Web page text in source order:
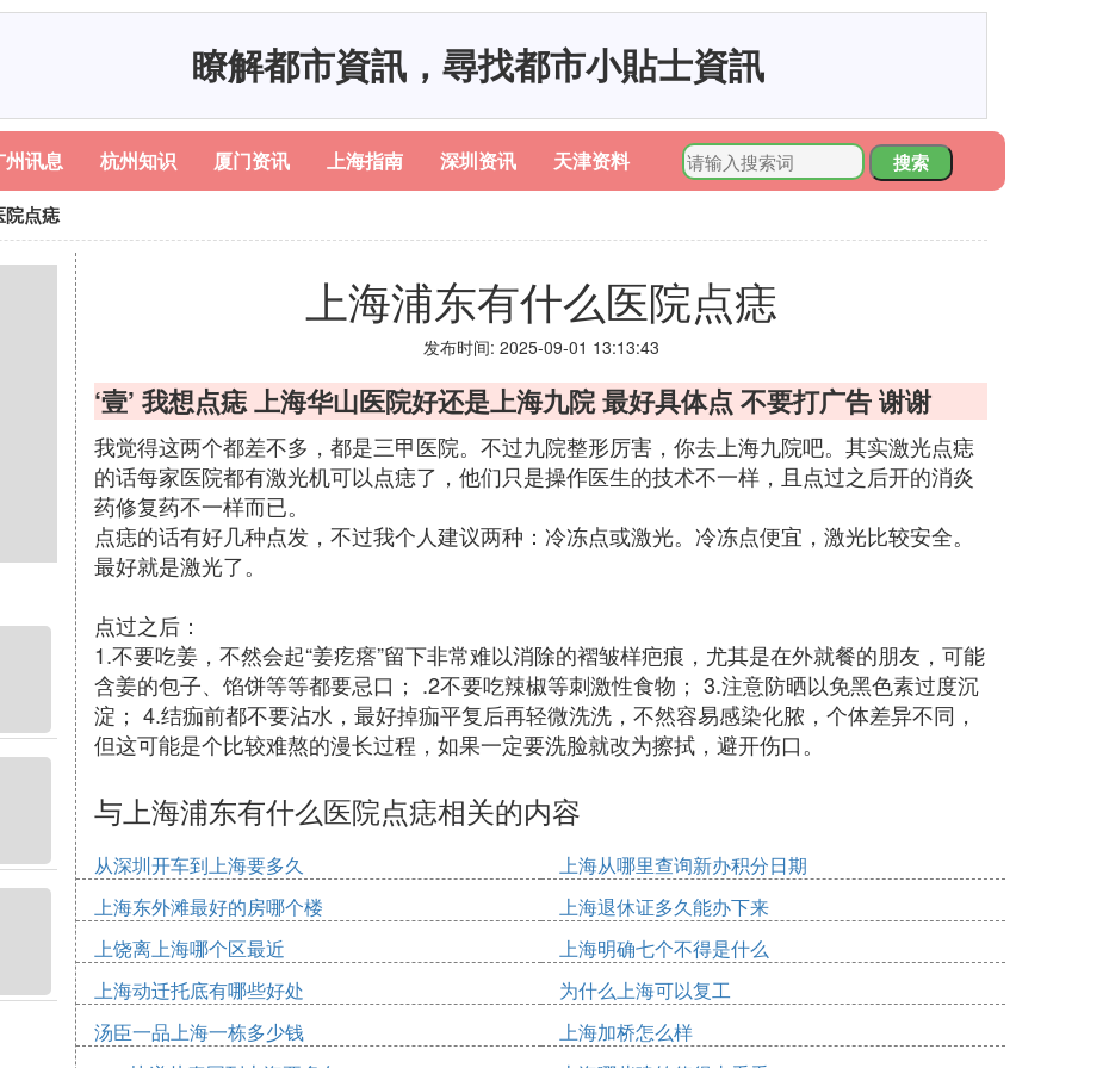
瞭解都市資訊，尋找都市小貼士資訊
州讯息 杭州知识 厦门资讯 上海指南 深圳资讯 天津资料
搜索
院点痣
上海浦东有什么医院点痣
发布时间: 2025-09-01 13:13:43
‘壹’ 我想点痣 上海华山医院好还是上海九院 最好具体点 不要打广告 谢谢
我觉得这两个都差不多，都是三甲医院。不过九院整形厉害，你去上海九院吧。其实激光点痣
的话每家医院都有激光机可以点痣了，他们只是操作医生的技术不一样，且点过之后开的消炎
药修复药不一样而已。
点痣的话有好几种点发，不过我个人建议两种：冷冻点或激光。冷冻点便宜，激光比较安全。
最好就是激光了。
点过之后：
1.不要吃姜，不然会起“姜疙瘩”留下非常难以消除的褶皱样疤痕，尤其是在外就餐的朋友，可能
含姜的包子、馅饼等等都要忌口； .2不要吃辣椒等刺激性食物； 3.注意防晒以免黑色素过度沉
淀； 4.结痂前都不要沾水，最好掉痂平复后再轻微洗洗，不然容易感染化脓，个体差异不同，
但这可能是个比较难熬的漫长过程，如果一定要洗脸就改为擦拭，避开伤口。
与上海浦东有什么医院点痣相关的内容
从深圳开车到上海要多久
上海从哪里查询新办积分日期
上海东外滩最好的房哪个楼
上海退休证多久能办下来
上饶离上海哪个区最近
上海明确七个不得是什么
上海动迁托底有哪些好处
为什么上海可以复工
汤臣一品上海一栋多少钱
上海加桥怎么样